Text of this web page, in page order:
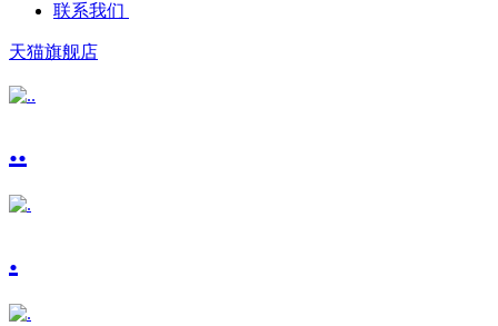
联系我们
天猫旗舰店
..
.